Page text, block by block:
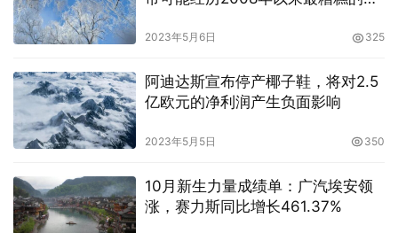
2023年5月6日 325
阿迪达斯宣布停产椰子鞋，将对2.5
亿欧元的净利润产生负面影响
2023年5月5日 350
10月新生力量成绩单：广汽埃安领
涨，赛力斯同比增长461.37%